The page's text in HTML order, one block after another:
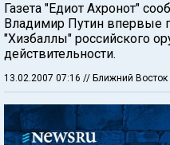
Газета "Едиот Ахронот"
Владимир Путин впервые
"Хизбаллы" российского
действительности.
13.02.2007 07:16 // Ближний Восток